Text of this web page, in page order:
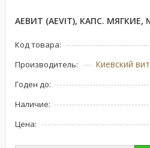
АЕВИТ (AEVIT), КАПС. МЯГКИЕ,
Код товара:
Производитель: Киевский
Годен до:
Наличие:
Цена: